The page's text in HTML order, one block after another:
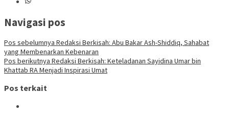
Navigasi pos
Pos sebelumnya Redaksi Berkisah: Abu Bakar Ash-Shiddiq, Sahabat
yang Membenarkan Kebenaran
Pos berikutnya Redaksi Berkisah: Keteladanan Sayidina Umar bin
Khattab RA Menjadi Inspirasi Umat
Pos terkait